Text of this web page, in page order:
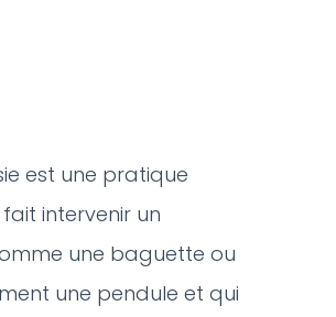
est une pratique
intervenir un
une baguette ou
une pendule et qui